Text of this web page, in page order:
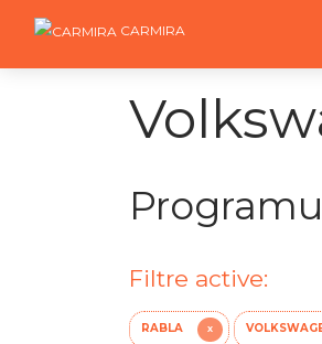
CARMIRA
Filtre active:
RABLA X